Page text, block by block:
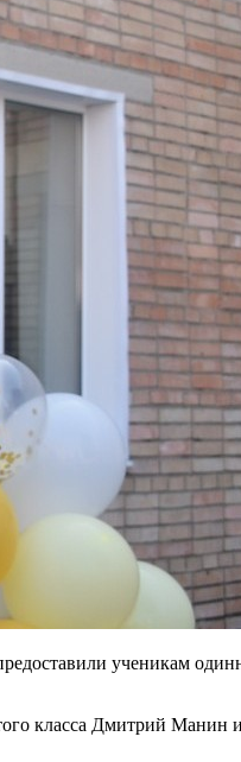
ученикам
класса Дмитрий Манин